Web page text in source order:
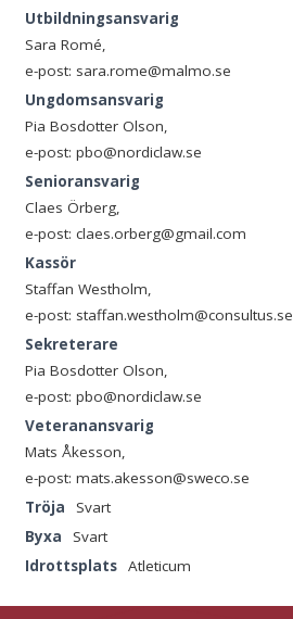
Utbildningsansvarig
Sara Romé,
e-post: sara.rome@malmo.se
Ungdomsansvarig
Pia Bosdotter Olson,
e-post: pbo@nordiclaw.se
Senioransvarig
Claes Örberg,
e-post: claes.orberg@gmail.com
Kassör
Staffan Westholm,
e-post: staffan.westholm@consultus.se
Sekreterare
Pia Bosdotter Olson,
e-post: pbo@nordiclaw.se
Veteranansvarig
Mats Åkesson,
e-post: mats.akesson@sweco.se
Tröja
Svart
Byxa
Svart
Idrottsplats Atleticum